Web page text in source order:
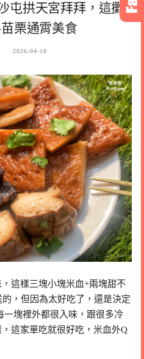
屯拱天宮拜拜，這攤
栗通霄美食
2026-04-18
這樣三塊小塊米血+兩塊甜不
，但因為太好吃了，還是決定
一塊裡外都很入味，跟很多冷
這家單吃就很好吃，米血外Q